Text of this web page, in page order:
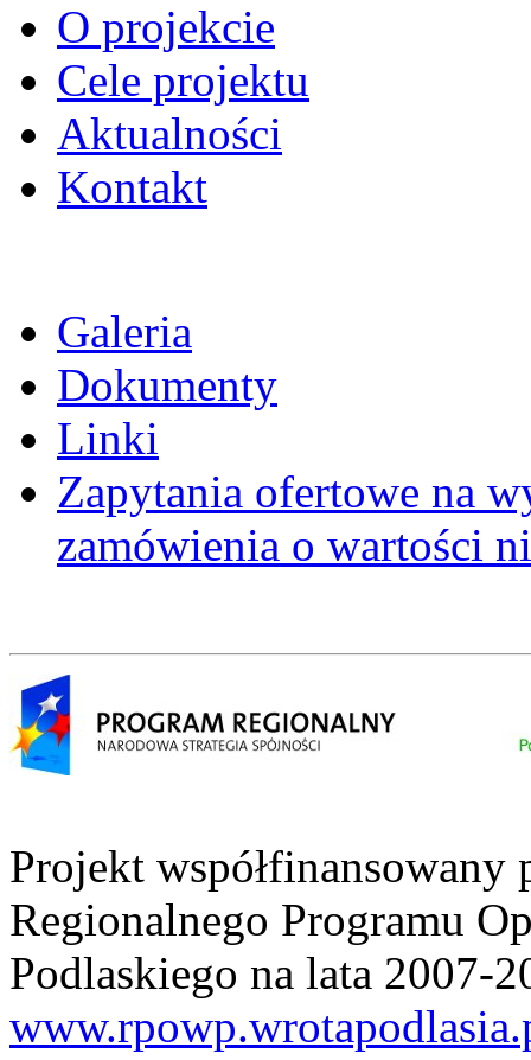
O projekcie
Cele projektu
Aktualności
Kontakt
Galeria
Dokumenty
Linki
Zapytania ofertowe na
zamówienia o wartości
Projekt współfinansowany
Regionalnego Programu
Podlaskiego na lata 2007-